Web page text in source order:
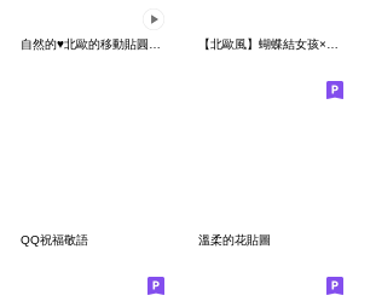
自然的♥北歐的移動貼圓（甜蜜/問候） 【北歐風】蝴蝶結女孩×關心問候
QQ祝福敬語 溫柔的花貼圖